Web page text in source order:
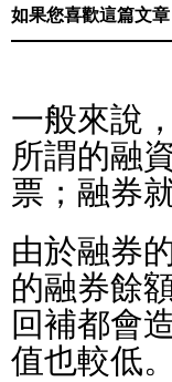
如果您喜歡這篇文
一般來說
所謂的融
票；融券
由於融券
的融券餘
回補都會
值也較低